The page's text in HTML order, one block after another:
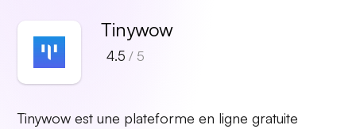
Tinywow
4.5 / 5
Tinywow est une plateforme en ligne gratuite